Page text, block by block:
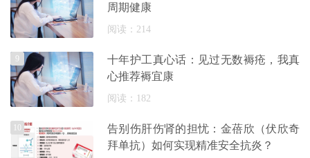
周期健康
阅读：214
十年护工真心话：见过无数褥疮，我真
心推荐褥宜康
阅读：182
9
告别伤肝伤肾的担忧：金蓓欣（伏欣奇
拜单抗）如何实现精准安全抗炎？